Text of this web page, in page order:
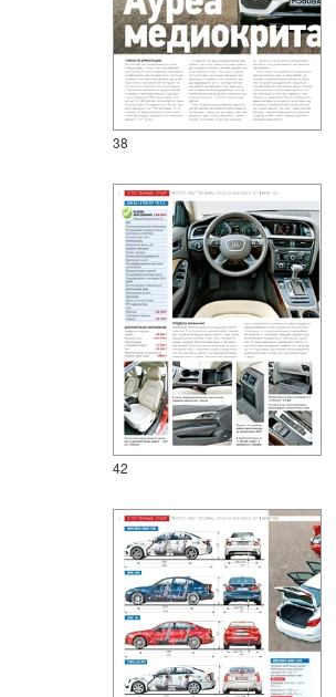
38
42